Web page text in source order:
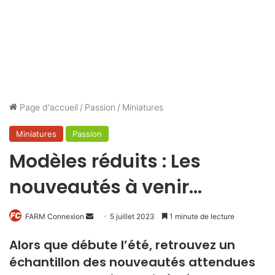
Page d'accueil / Passion / Miniatures
Miniatures Passion
Modèles réduits : Les
nouveautés à venir…
FARM Connexion
Envoyer
courriel
5 juillet 2023 1 minute de lecture
Alors que débute l’été, retrouvez un
échantillon des nouveautés attendues